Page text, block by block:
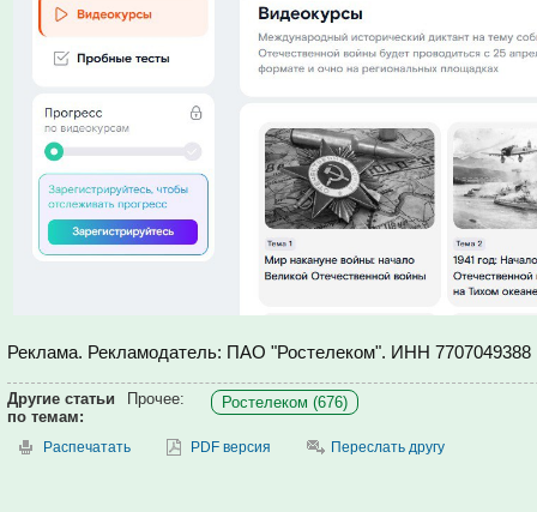
Реклама. Рекламодатель: ПАО "Ростелеком". ИНН 7707049388
Другие статьи
по темам:
Прочее: Ростелеком (676)
Распечатать PDF версия Переслать другу